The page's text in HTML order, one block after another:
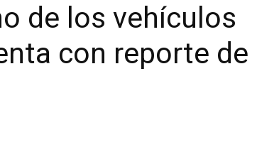
de los vehículos
con reporte de